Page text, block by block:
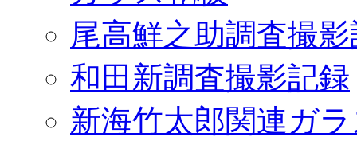
尾高鮮之助調査撮
和田新調査撮影記録
新海竹太郎関連ガ